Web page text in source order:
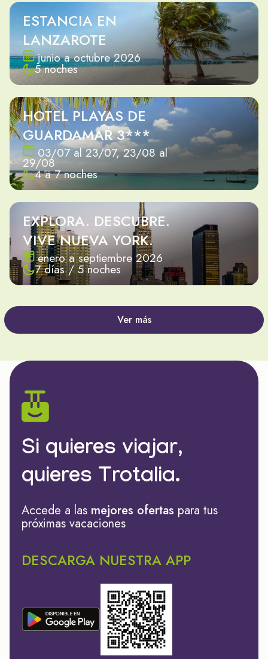
ESTANCIA EN
LANZAROTE
junio a octubre 2026
5 noches
HOTEL PLAYAS DE
GUARDAMAR 3***
03/07 al 23/07, 23/08 al
29/08
4 a 7 noches
EXPLORA. DESCUBRE.
VIVE NUEVA YORK.
enero a septiembre 2026
7 días / 5 noches
Ver más
Si quieres viajar,
quieres Trotalia.
Accede a las mejores ofertas para tus
próximas vacaciones
DESCARGA NUESTRA APP